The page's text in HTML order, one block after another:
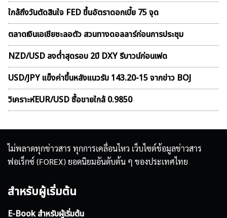
ใกล้ถึงวันตัดสินใจ FED ขึ้นอัตราดอกเบี้ย 75 จุด
ตลาดเงินเอเชียชะลอตัว สวนทางดอลลาร์ก่อนการประชุม
NZD/USD ลงต่ำสุดรอบ 2ปี DXY รีบาวน์ก่อนเฟด
USD/JPY แข็งค่าขึ้นหลังแนวรับ 143.20-15 จากข่าว BOJ
วิเคราะห์EUR/USD ซื้อขายใกล้ 0.9850
ไม่พลาดทุกข่าวสาร ทุกการเคลื่อนไหว เว็บไซต์ข้อมูลข่าวสาร
ฟอเร็กซ์ (FOREX) ยอดนิยมอันดับต้น ๆ ของประเทศไทย
สำหรับผู้เริ่มต้น
E-Book สำหรับผู้เริ่มต้น